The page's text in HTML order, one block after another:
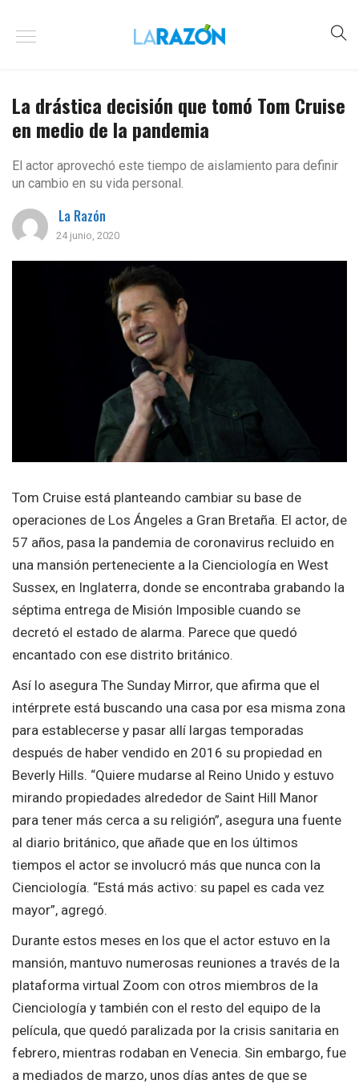
La drástica decisión que tomó Tom Cruise
en medio de la pandemia
El actor aprovechó este tiempo de aislamiento para definir
un cambio en su vida personal.
La Razón
24 junio, 2020
Tom Cruise está planteando cambiar su base de
operaciones de Los Ángeles a Gran Bretaña. El actor, de
57 años, pasa la pandemia de coronavirus recluido en
una mansión perteneciente a la Cienciología en West
Sussex, en Inglaterra, donde se encontraba grabando la
séptima entrega de Misión Imposible cuando se
decretó el estado de alarma. Parece que quedó
encantado con ese distrito británico.
Así lo asegura The Sunday Mirror, que afirma que el
intérprete está buscando una casa por esa misma zona
para establecerse y pasar allí largas temporadas
después de haber vendido en 2016 su propiedad en
Beverly Hills. “Quiere mudarse al Reino Unido y estuvo
mirando propiedades alrededor de Saint Hill Manor
para tener más cerca a su religión”, asegura una fuente
al diario británico, que añade que en los últimos
tiempos el actor se involucró más que nunca con la
Cienciología. “Está más activo: su papel es cada vez
mayor”, agregó.
Durante estos meses en los que el actor estuvo en la
mansión, mantuvo numerosas reuniones a través de la
plataforma virtual Zoom con otros miembros de la
Cienciología y también con el resto del equipo de la
película, que quedó paralizada por la crisis sanitaria en
febrero, mientras rodaban en Venecia. Sin embargo, fue
a mediados de marzo, unos días antes de que se